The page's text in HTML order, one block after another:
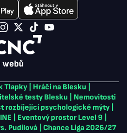
webů
Tlapky Hráči na Blesku
testy Blesku
Nemovitosti
rozbíjející psychologické mýty
Eventový prostor Level 9
Pudilová
Chance Liga 2026/27